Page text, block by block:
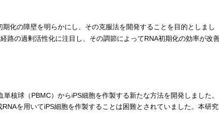
化の障壁を明らかにし、その克服法を開発することを目的としまし
経路の過剰活性化に注目し、その調節によってRNA初期化の効率が改
核球（PBMC）からiPS細胞を作製する新たな方法を開発しました。
を用いてiPS細胞を作製することは困難とされていました。本研究